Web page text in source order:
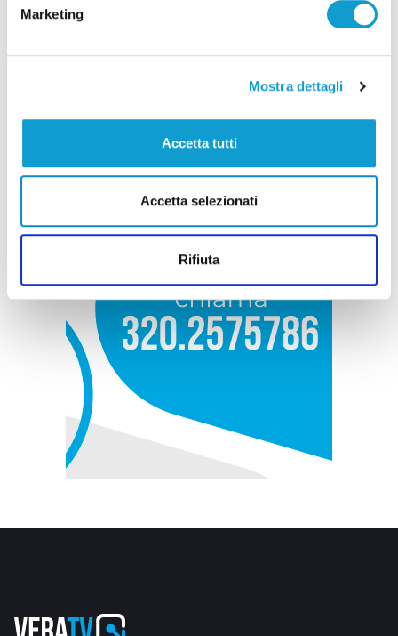
Marketing
Mostra dettagli
Accetta tutti
Accetta selezionati
Rifiuta